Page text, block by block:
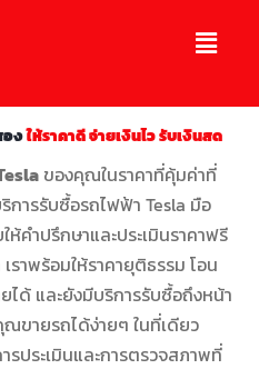
องให้ราคาดี จ่ายเงินไว รับเงินสด
ของคุณในราคาที่คุ้มค่าที่
การรับซื้อรถไฟฟ้า Tesla มือ
คำปรึกษาและประเมินราคาฟรี
ราพร้อมให้ราคายุติธรรม โอน
ได้ และยังมีบริการรับซื้อถึงหน้า
ขายรถได้ง่ายๆ ในที่เดียว
ประเมินและการตรวจสภาพที่